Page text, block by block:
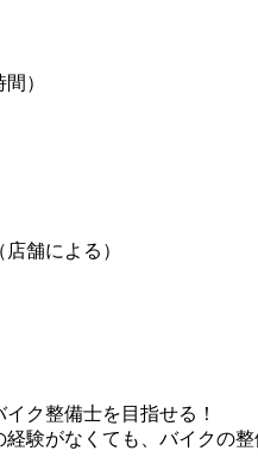
）
舗による）
ク整備士を目指せる！
経験がなくても、バイクの